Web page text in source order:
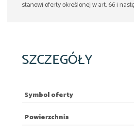
stanowi oferty określonej w art. 66 i
SZCZEGÓŁY
Symbol oferty
Powierzchnia